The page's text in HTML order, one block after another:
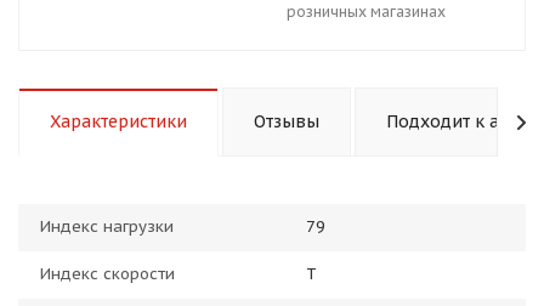
розничных магазинах
Характеристики Отзывы Подходит к авто
Индекс нагрузки 79
Индекс скорости T